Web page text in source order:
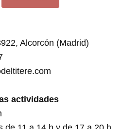
Alcorcón (Madrid)
actividades